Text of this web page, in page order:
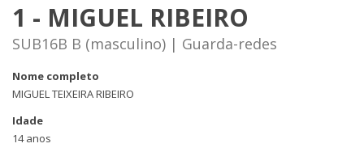
1 - MIGUEL RIBEIRO
SUB16B B (masculino) | Guarda-redes
Nome completo
MIGUEL TEIXEIRA RIBEIRO
Idade
14 anos